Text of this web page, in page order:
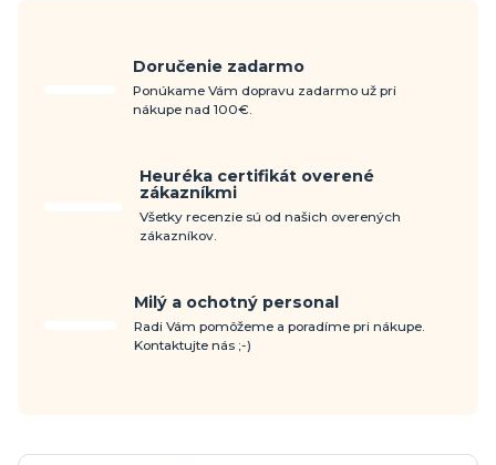
Doručenie zadarmo
Ponúkame Vám dopravu zadarmo už pri
nákupe nad 100€.
Heuréka certifikát overené
zákazníkmi
Všetky recenzie sú od našich overených
zákazníkov.
Milý a ochotný personal
Radi Vám pomôžeme a poradíme pri nákupe.
Kontaktujte nás ;-)